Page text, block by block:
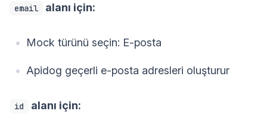
email alanı için:
Mock türünü seçin: E-posta
Apidog geçerli e-posta adresleri oluşturur
id alanı için: